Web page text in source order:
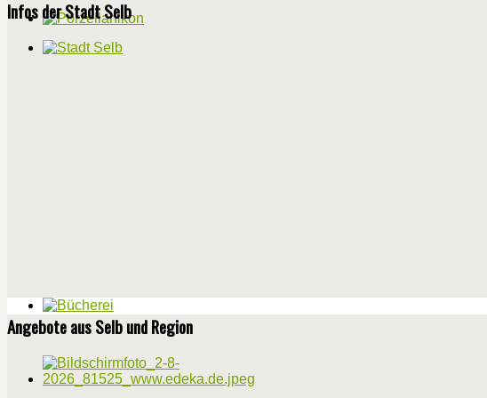
Infos der Stadt Selb
Angebote aus Selb und Region